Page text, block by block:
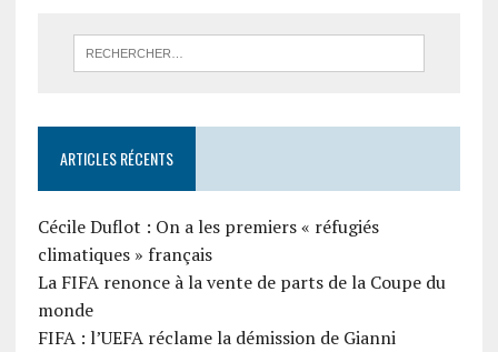
ARTICLES RÉCENTS
Cécile Duflot : On a les premiers « réfugiés
climatiques » français
La FIFA renonce à la vente de parts de la Coupe du
monde
FIFA : l’UEFA réclame la démission de Gianni